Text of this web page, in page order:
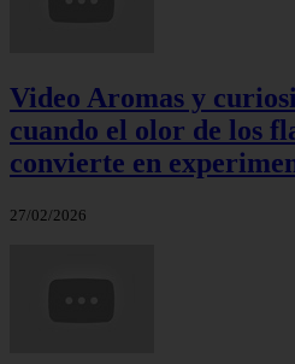
Video Aromas y
cuando el olor de los
convierte en
27/02/2026